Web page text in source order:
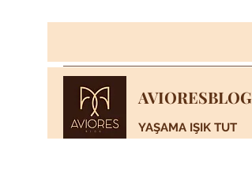
AVIORESBLOG
YAŞAMA IŞIK TUT